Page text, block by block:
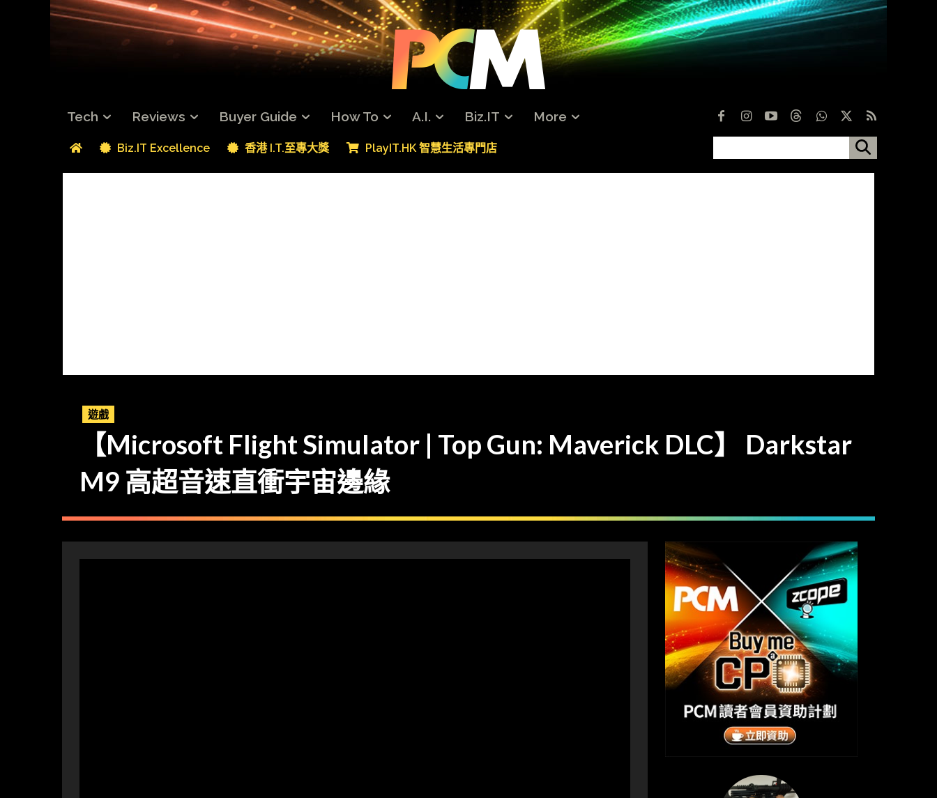
Tech Reviews Buyer Guide How To A.I. Biz.IT More
Biz.IT Excellence 香港 I.T.至專大獎 PlayIT.HK 智慧生活專門店
遊戲
【Microsoft Flight Simulator | Top Gun: Maverick DLC】 Darkstar
M9 高超音速直衝宇宙邊緣